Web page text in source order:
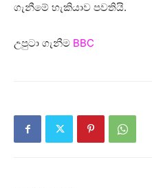
ගැනීමේ හැකියාව පවතියි.
උපුටා ගැනීම BBC